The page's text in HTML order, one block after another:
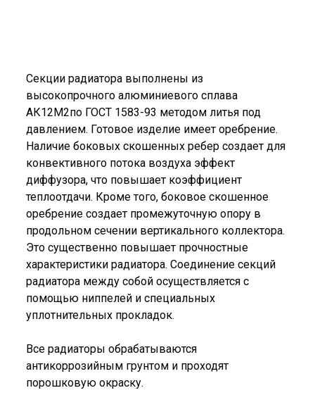
Секции радиатора выполнены из
высокопрочного алюминиевого сплава
АК12М2по ГОСТ 1583-93 методом литья под
давлением. Готовое изделие имеет оребрение.
Наличие боковых скошенных ребер создает для
конвективного потока воздуха эффект
диффузора, что повышает коэффициент
теплоотдачи. Кроме того, боковое скошенное
оребрение создает промежуточную опору в
продольном сечении вертикального коллектора.
Это существенно повышает прочностные
характеристики радиатора. Соединение секций
радиатора между собой осуществляется с
помощью ниппелей и специальных
уплотнительных прокладок.
Все радиаторы обрабатываются
антикоррозийным грунтом и проходят
порошковую окраску.